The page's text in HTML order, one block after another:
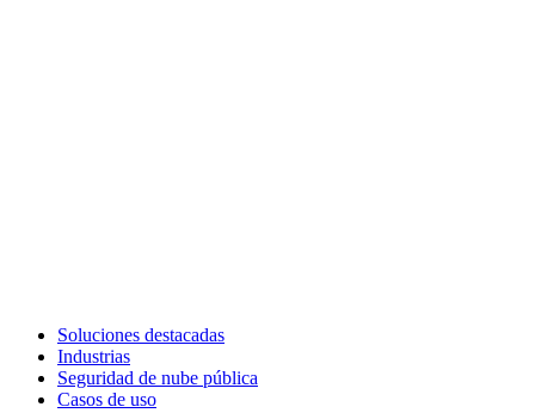
Soluciones destacadas
Industrias
Seguridad de nube pública
Casos de uso